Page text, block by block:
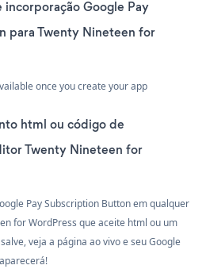
Google Pay
para Twenty Nineteen for
once you create your app
html ou código de
Twenty Nineteen for
Pay Subscription Button em qualquer
for WordPress que aceite html ou um
veja a página ao vivo e seu Google